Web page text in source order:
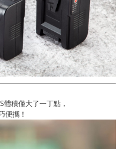
積僅大了一丁點，
便攜！